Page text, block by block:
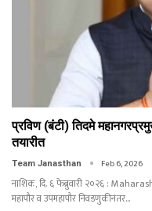
प्रविण (बंटी) तिदमे
तयारीत
Team Janasthan Feb 6, 2026
नाशिक, दि. ६ फेब्रुवारी २०२६ :
महापौर व उपमहापौर निवडणुकीनंतर…